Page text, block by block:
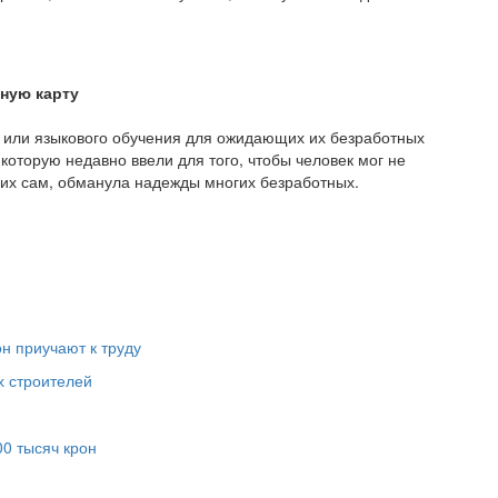
карту
языкового обучения для ожидающих их безработных
недавно ввели для того, чтобы человек мог не
сам, обманула надежды многих безработных.
приучают к труду
строителей
тысяч крон